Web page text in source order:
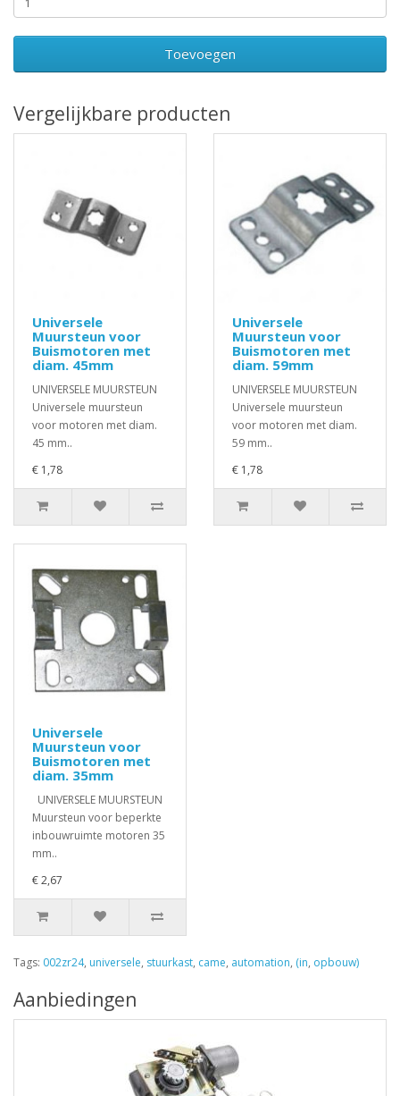
Toevoegen
Vergelijkbare producten
Universele
Muursteun voor
Buismotoren met
diam. 45mm
UNIVERSELE MUURSTEUN
Universele muursteun
voor motoren met diam.
45 mm..
€ 1,78
Universele
Muursteun voor
Buismotoren met
diam. 59mm
UNIVERSELE MUURSTEUN
Universele muursteun
voor motoren met diam.
59 mm..
€ 1,78
Universele
Muursteun voor
Buismotoren met
diam. 35mm
UNIVERSELE MUURSTEUN
Muursteun voor beperkte
inbouwruimte motoren 35
mm..
€ 2,67
Tags: 002zr24, universele, stuurkast, came, automation, (in, opbouw)
Aanbiedingen